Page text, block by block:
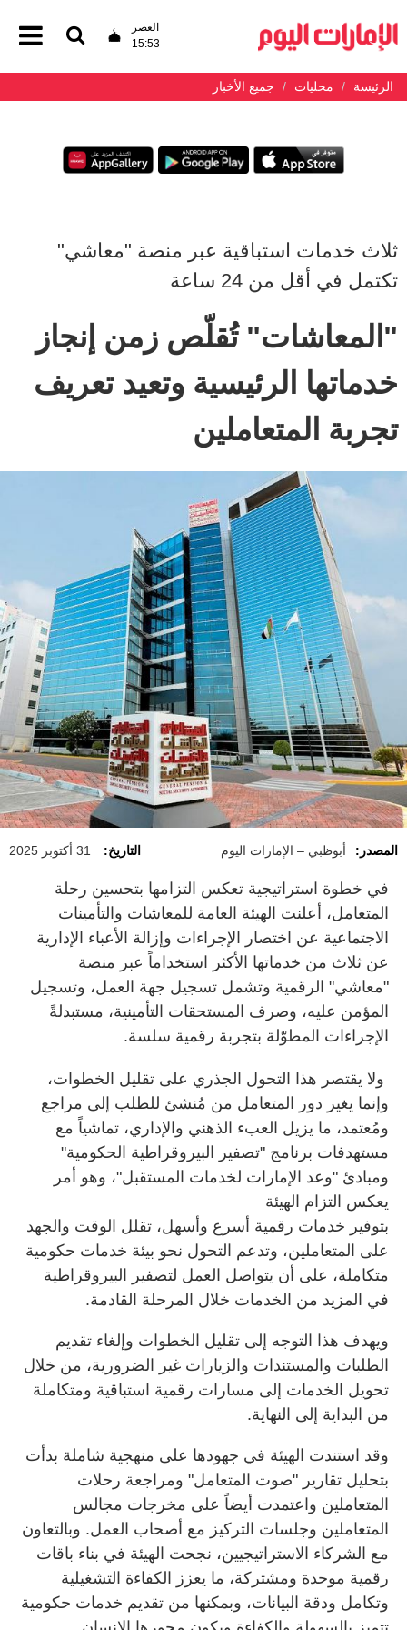
العصر
15:53
الرئيسة محليات جميع الأخبار
ثلاث خدمات استباقية عبر منصة "معاشي"
تكتمل في أقل من 24 ساعة
"المعاشات" تُقلّص زمن إنجاز
خدماتها الرئيسية وتعيد تعريف
تجربة المتعاملين
المصدر: أبوظبي – الإمارات اليوم التاريخ: 31 أكتوبر 2025
في خطوة استراتيجية تعكس التزامها بتحسين رحلة
المتعامل، أعلنت الهيئة العامة للمعاشات والتأمينات
الاجتماعية عن اختصار الإجراءات وإزالة الأعباء الإدارية
عن ثلاث من خدماتها الأكثر استخداماً عبر منصة
"معاشي" الرقمية وتشمل تسجيل جهة العمل، وتسجيل
المؤمن عليه، وصرف المستحقات التأمينية، مستبدلةً
الإجراءات المطوّلة بتجربة رقمية سلسة.
ولا يقتصر هذا التحول الجذري على تقليل الخطوات،
وإنما يغير دور المتعامل من مُنشئ للطلب إلى مراجع
ومُعتمد، ما يزيل العبء الذهني والإداري، تماشياً مع
مستهدفات برنامج "تصفير البيروقراطية الحكومية"
ومبادئ "وعد الإمارات لخدمات المستقبل"، وهو أمر
يعكس التزام الهيئة
بتوفير خدمات رقمية أسرع وأسهل، تقلل الوقت والجهد
على المتعاملين، وتدعم التحول نحو بيئة خدمات حكومية
متكاملة، على أن يتواصل العمل لتصفير البيروقراطية
في المزيد من الخدمات خلال المرحلة القادمة.
ويهدف هذا التوجه إلى تقليل الخطوات وإلغاء تقديم
الطلبات والمستندات والزيارات غير الضرورية، من خلال
تحويل الخدمات إلى مسارات رقمية استباقية ومتكاملة
من البداية إلى النهاية.
وقد استندت الهيئة في جهودها على منهجية شاملة بدأت
بتحليل تقارير "صوت المتعامل" ومراجعة رحلات
المتعاملين واعتمدت أيضاً على مخرجات مجالس
المتعاملين وجلسات التركيز مع أصحاب العمل. وبالتعاون
مع الشركاء الاستراتيجيين، نجحت الهيئة في بناء باقات
رقمية موحدة ومشتركة، ما يعزز الكفاءة التشغيلية
وتكامل ودقة البيانات، وبمكنها من تقديم خدمات حكومية